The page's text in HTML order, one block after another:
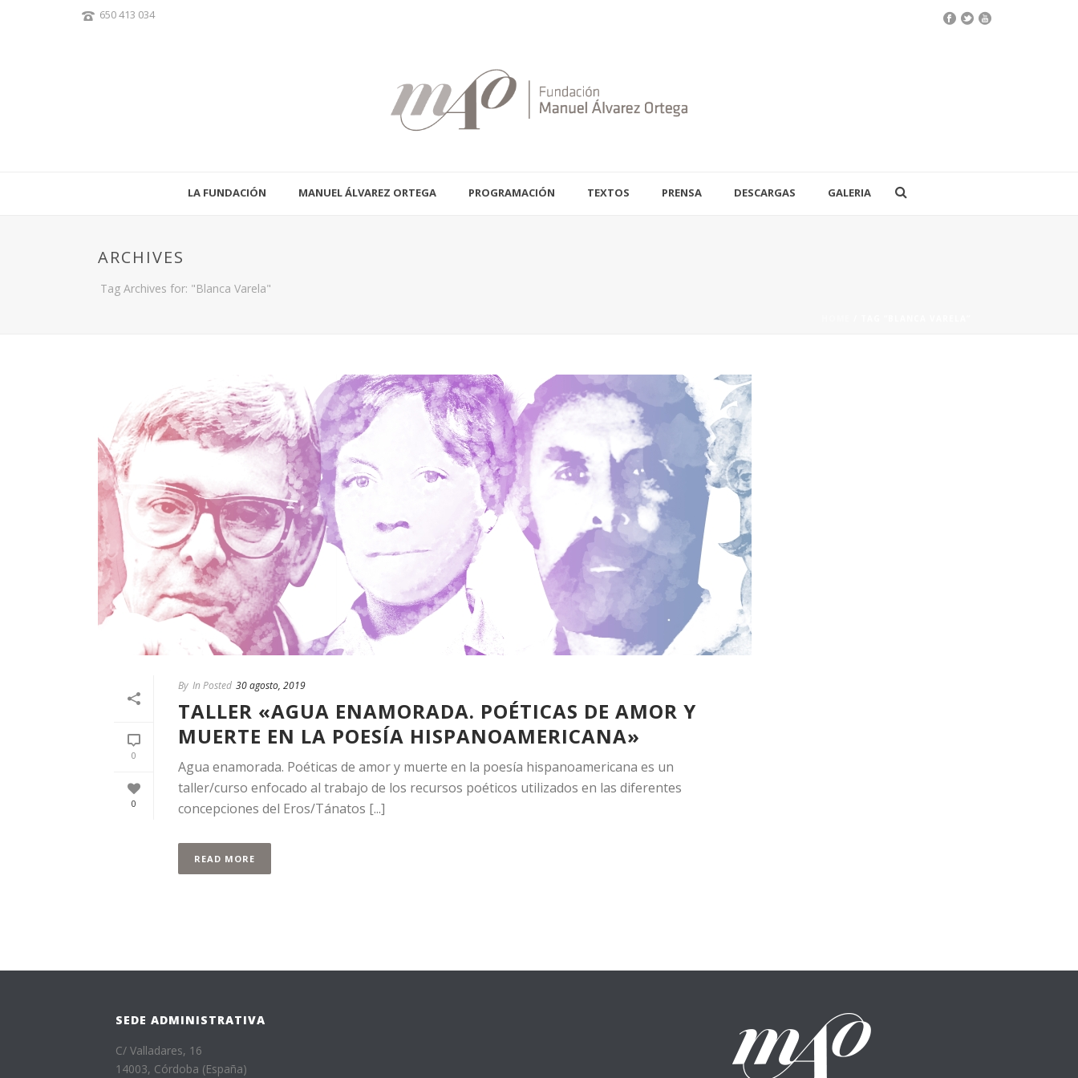
650 413 034
LA FUNDACIÓN MANUEL ÁLVAREZ ORTEGA PROGRAMACIÓN TEXTOS PRENSA DESCARGAS GALERIA
ARCHIVES
Tag Archives for: "Blanca Varela"
0
0
By In Posted 30 agosto, 2019
TALLER «AGUA ENAMORADA. POÉTICAS DE AMOR Y
MUERTE EN LA POESÍA HISPANOAMERICANA»
Agua enamorada. Poéticas de amor y muerte en la poesía hispanoamericana es un
taller/curso enfocado al trabajo de los recursos poéticos utilizados en las diferentes
concepciones del Eros/Tánatos [...]
READ MORE
SEDE ADMINISTRATIVA
C/ Valladares, 16
14003, Córdoba (España)